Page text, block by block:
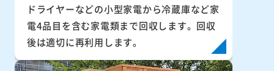
ドライヤーなどの小型家電から冷蔵庫など家
電4品目を含む家電類まで回収します。回収
後は適切に再利用します。